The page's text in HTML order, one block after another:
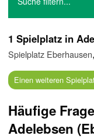
1 Spielplatz in
Spielplatz Eberhausen,
Einen weiteren
Häufige
Adelebsen